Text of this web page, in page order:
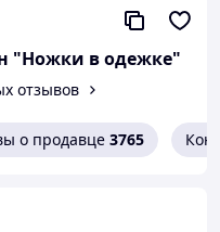
"Ножки в одежке"
отзывов
о продавце 3765